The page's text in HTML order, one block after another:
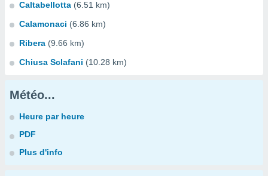
Caltabellotta (6.51 km)
Calamonaci (6.86 km)
Ribera (9.66 km)
Chiusa Sclafani (10.28 km)
Météo...
Heure par heure
PDF
Plus d'info